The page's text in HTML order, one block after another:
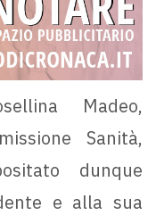
Madeo,
Sanità,
dunque
e alla sua